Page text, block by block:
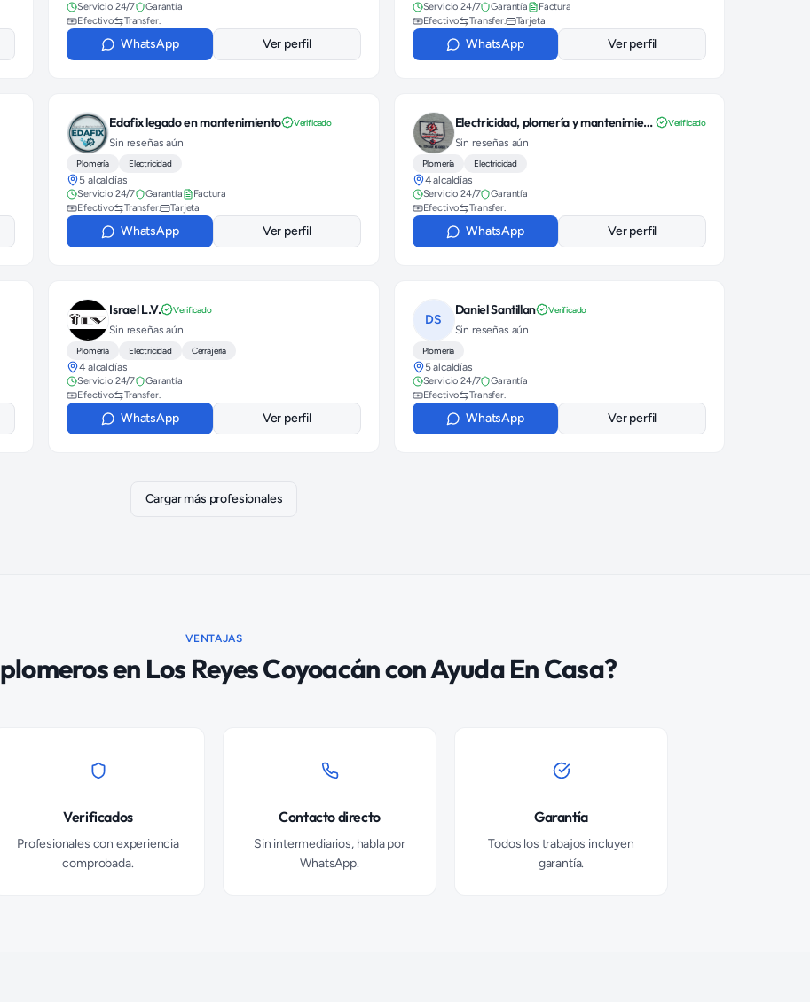
Servicio 24/7
Garantía
Efectivo
Transfer.
WhatsApp Ver perfil
Servicio 24/7 Garantía
Factura
Efectivo
Transfer. Tarjeta
WhatsApp Ver perfil
Edafix legado en mantenimiento Verificado
Sin reseñas aún
Plomería Electricidad
5 alcaldías
Servicio 24/7 Garantía
Factura
Efectivo
Transfer. Tarjeta
WhatsApp Ver perfil
Electricidad, plomería y mantenimiento Verificado
Sin reseñas aún
Plomería Electricidad
4 alcaldías
Servicio 24/7
Garantía
Efectivo
Transfer.
WhatsApp Ver perfil
Israel L.V. Verificado
Sin reseñas aún
Plomería Electricidad Cerrajería
4 alcaldías
Servicio 24/7
Garantía
Efectivo
Transfer.
WhatsApp Ver perfil
DS
Daniel Santillan Verificado
Sin reseñas aún
Plomería
5 alcaldías
Servicio 24/7
Garantía
Efectivo
Transfer.
WhatsApp Ver perfil
Cargar más profesionales
VENTAJAS
plomerosen Los Reyes Coyoacáncon Ayuda En Casa?
Verificados
Profesionales con experiencia
comprobada.
Contacto directo
Sin intermediarios, habla por
WhatsApp.
Garantía
Todos los trabajos incluyen
garantía.